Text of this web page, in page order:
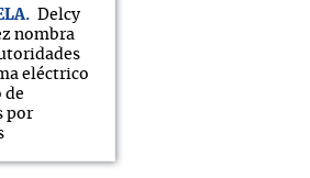
Delcy
nombra
eléctrico
de
por